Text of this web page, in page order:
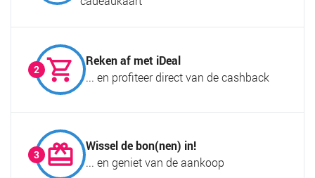
Reken af met iDeal
... en profiteer direct van de cashback
Wissel de bon(nen) in!
... en geniet van de aankoop